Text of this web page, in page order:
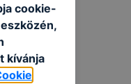
cookie-
kívánja